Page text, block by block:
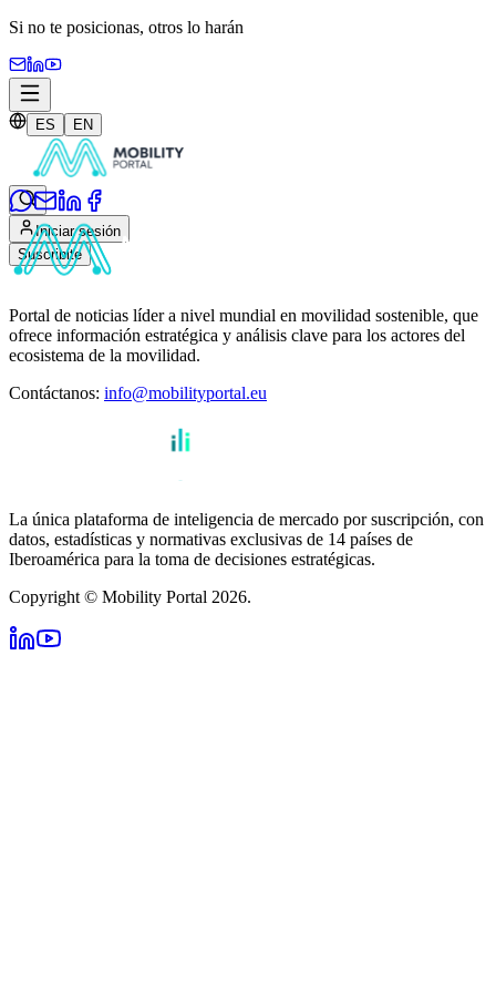
Si no te posicionas, otros lo harán
ES EN
Iniciar sesión
Suscribite
Portal de noticias líder a nivel mundial en movilidad sostenible, que
ofrece información estratégica y análisis clave para los actores del
ecosistema de la movilidad.
Contáctanos: info@mobilityportal.eu
La única plataforma de inteligencia de mercado por suscripción, con
datos, estadísticas y normativas exclusivas de 14 países de
Iberoamérica para la toma de decisiones estratégicas.
Copyright © Mobility Portal 2026.